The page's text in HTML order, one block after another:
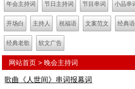
年会主持词 节日主持词 节目串词 小品串
开场白 主持人 祝福语 文案范文 经典
经典老歌 软文广告
网站首页 >晚会主持词
歌曲《人世间》串词报幕词